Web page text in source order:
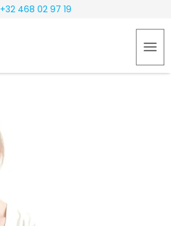
+32 468 02 97 19